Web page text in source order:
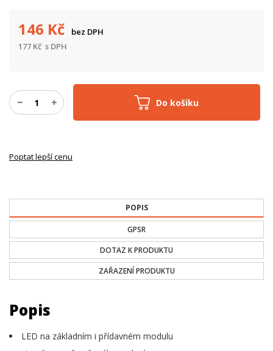
Do košíku
146 Kč
bez DPH
177 Kč s DPH
Poptat lepší cenu
POPIS
GPSR
DOTAZ K PRODUKTU
ZAŘAZENÍ PRODUKTU
Popis
LED na základním i přídavném modulu